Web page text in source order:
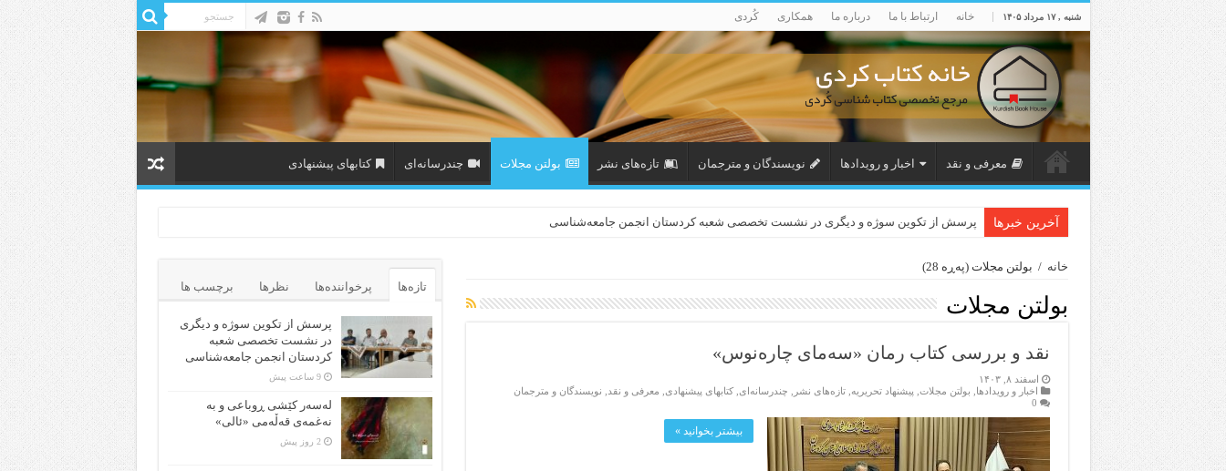
شنبه , ۱۷ مرداد ۱۴۰۵ خانه ارتباط با ما درباره ما همکاری کُردی
معرفی و نقد اخبار و رویدادها نویسندگان و مترجمان تازەهای نشر بولتن مجلات چندرسانه‌ای کتابهای پیشنهادی
آخرین خبرها پرسش از تکوین سوژه و دیگری در نشست تخصصی شعبه کردستان انجمن جامعه‌شناسی
خانه / بولتن مجلات (پەڕە 28)
بولتن مجلات
نقد و بررسی کتاب رمان «سه‌مای چاره‌نوس»
اسفند ۸, ۱۴۰۳
اخبار و رویدادها
بولتن مجلات پیشنهاد تحریریه ,تازەهای نشر چندرسانه‌ای ,کتابهای پیشنهادی معرفی و نقد
نویسندگان و مترجمان
0
بیشتر بخوانید »
تازه‌ها پرخواننده‌ها نظرها برچسب ها
پرسش از تکوین سوژه و دیگری
در نشست تخصصی شعبه
کردستان انجمن جامعه‌شناسی
9 ساعت پیش
لەسەر کێشی ڕوباعی و به
نەغمەی قەڵەمی «ئالی»
2 روز پیش